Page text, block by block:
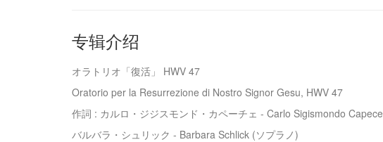
专辑介绍
オラトリオ「復活」 HWV 47
Oratorio per la Resurrezione di Nostro Signor Gesu, HWV 47
作詞 : カルロ・ジジスモンド・カペーチェ - Carlo Sigismondo Capece
バルバラ・シュリック - Barbara Schlick (ソプラノ)